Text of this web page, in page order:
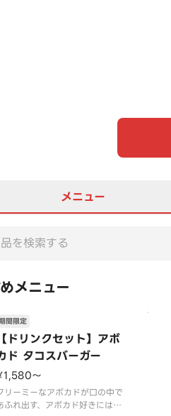
メニュー
メニュー
【ドリンクセット】アボ
ド タコスバーガー
間限定
〜
リーミーなアボカドが口の中で
ふれ出す、アボカド好きにはた